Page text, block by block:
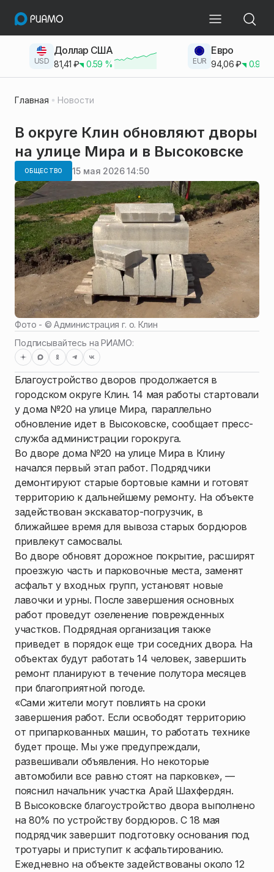
USD
Доллар США
81,41 ₽ 0.59 % EUR
Евро
94,06₽ 0.93
Главная Новости
В округе Клин обновляют дворы
на улице Мира и в Высоковске
ОБЩЕСТВО 15 мая 2026 14:50
Фото - ©Администрация г. о. Клин
Подписывайтесь на РИАМО:
Благоустройство дворов продолжается в
городском округе Клин. 14 мая работы стартовали
у дома №20 на улице Мира, параллельно
обновление идет в Высоковске, сообщает пресс-
служба администрации горокруга.
Во дворе дома №20 на улице Мира в Клину
начался первый этап работ. Подрядчики
демонтируют старые бортовые камни и готовят
территорию к дальнейшему ремонту. На объекте
задействован экскаватор-погрузчик, в
ближайшее время для вывоза старых бордюров
привлекут самосвалы.
Во дворе обновят дорожное покрытие, расширят
проезжую часть и парковочные места, заменят
асфальт у входных групп, установят новые
лавочки и урны. После завершения основных
работ проведут озеленение поврежденных
участков. Подрядная организация также
приведет в порядок еще три соседних двора. На
объектах будут работать 14 человек, завершить
ремонт планируют в течение полутора месяцев
при благоприятной погоде.
«Сами жители могут повлиять на сроки
завершения работ. Если освободят территорию
от припаркованных машин, то работать технике
будет проще. Мы уже предупреждали,
развешивали объявления. Но некоторые
автомобили все равно стоят на парковке», —
пояснил начальник участка Арай Шахфердян.
В Высоковске благоустройство двора выполнено
на 80% по устройству бордюров. С 18 мая
подрядчик завершит подготовку основания под
тротуары и приступит к асфальтированию.
Ежедневно на объекте задействованы около 12